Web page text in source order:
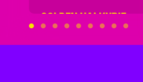
GOLDEN VALKYRIE